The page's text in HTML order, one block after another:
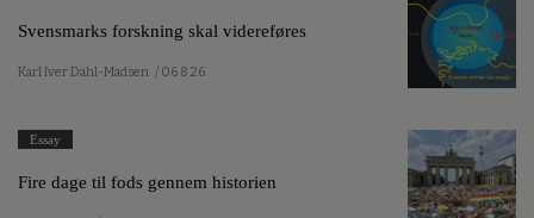
Svensmarks forskning skal videreføres
Karl Iver Dahl-Madsen / 06.8.26
Essay
Fire dage til fods gennem historien